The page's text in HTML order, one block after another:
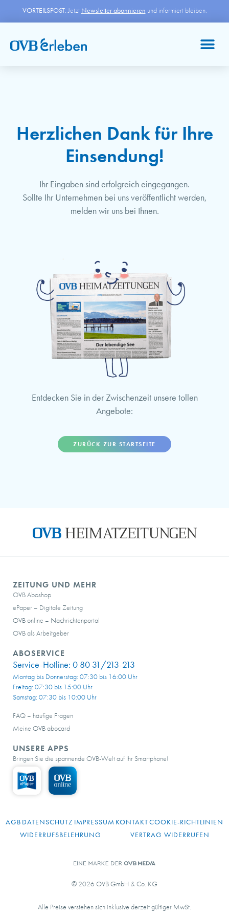
VORTEILSPOST:Jetzt Newsletter abonnieren und informiert bleiben.
Herzlichen Dank für Ihre
Einsendung!
Ihr Eingaben sind erfolgreich eingegangen.
Sollte Ihr Unternehmen bei uns veröffentlicht werden,
melden wir uns bei Ihnen.
Entdecken Sie in der Zwischenzeit unsere tollen
Angebote:
ZURÜCK ZUR STARTSEITE
ZEITUNG UND MEHR
OVB Aboshop
ePaper – Digitale Zeitung
OVB online – Nachrichtenportal
OVB als Arbeitgeber
ABOSERVICE
Service-Hotline: 0 80 31/213-213
Montag bis Donnerstag: 07:30 bis 16:00 Uhr
Freitag: 07:30 bis 15:00 Uhr
Samstag: 07:30 bis 10:00 Uhr
FAQ – häufige Fragen
Meine OVB abocard
UNSERE APPS
Bringen Sie die spannende OVB-Welt auf Ihr Smartphone!
AGB DATENSCHUTZ IMPRESSUM KONTAKTCOOKIE-RICHTLINIEN
WIDERRUFSBELEHRUNG
VERTRAG WIDERRUFEN
© 2026 OVB GmbH & Co. KG
Alle Preise verstehen sich inklusive derzeit gültiger MwSt.